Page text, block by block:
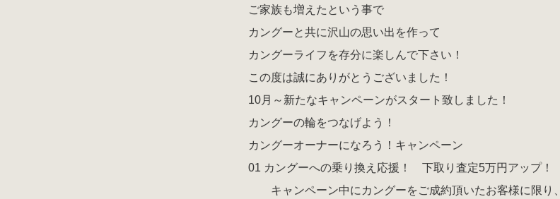
ご家族も増えたという事で
カングーと共に沢山の思い出を作って
カングーライフを存分に楽しんで下さい！
この度は誠にありがとうございました！
10月～新たなキャンペーンがスタート致しました！
カングーの輪をつなげよう！
カングーオーナーになろう！キャンペーン
01 カングーへの乗り換え応援！ 下取り査定5万円アップ！
キャンペーン中にカングーをご成約頂いたお客様に限り、